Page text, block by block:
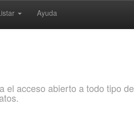
Ayuda
el acceso abierto a todo tipo